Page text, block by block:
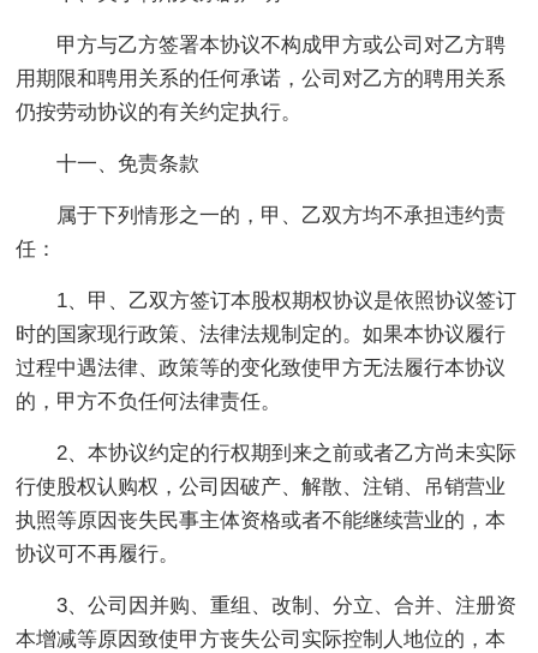
甲方与乙方签署本协议不构成甲方或公司对乙方聘
用期限和聘用关系的任何承诺，公司对乙方的聘用关系
仍按劳动协议的有关约定执行。
十一、免责条款
属于下列情形之一的，甲、乙双方均不承担违约责
任：
1、甲、乙双方签订本股权期权协议是依照协议签订
时的国家现行政策、法律法规制定的。如果本协议履行
过程中遇法律、政策等的变化致使甲方无法履行本协议
的，甲方不负任何法律责任。
2、本协议约定的行权期到来之前或者乙方尚未实际
行使股权认购权，公司因破产、解散、注销、吊销营业
执照等原因丧失民事主体资格或者不能继续营业的，本
协议可不再履行。
3、公司因并购、重组、改制、分立、合并、注册资
本增减等原因致使甲方丧失公司实际控制人地位的，本